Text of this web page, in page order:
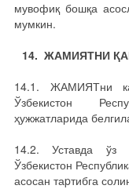
мувофиқ бошқа
мумкин.
14. ЖАМИЯТНИ
14.1. ЖАМИЯТни
Ўзбекистон
ҳужжатларида
14.2. Уставда ўз
Ўзбекистон
асосан таpтибга